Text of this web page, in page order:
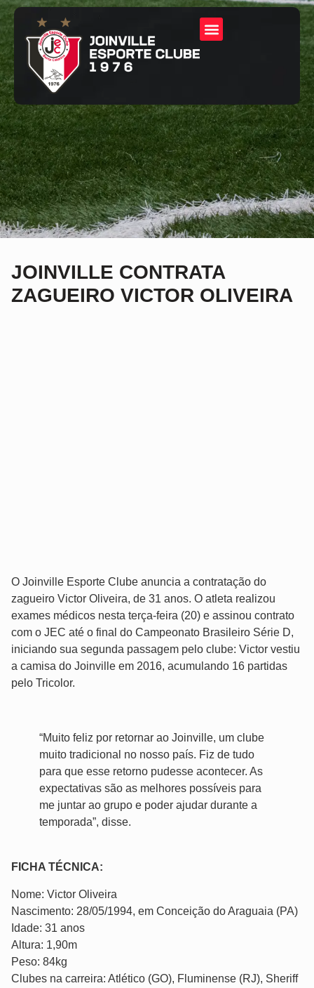
JOINVILLE CONTRATA
ZAGUEIRO VICTOR OLIVEIRA
O Joinville Esporte Clube anuncia a contratação do
zagueiro Victor Oliveira, de 31 anos. O atleta realizou
exames médicos nesta terça-feira (20) e assinou contrato
com o JEC até o final do Campeonato Brasileiro Série D,
iniciando sua segunda passagem pelo clube: Victor vestiu
a camisa do Joinville em 2016, acumulando 16 partidas
pelo Tricolor.
“Muito feliz por retornar ao Joinville, um clube
muito tradicional no nosso país. Fiz de tudo
para que esse retorno pudesse acontecer. As
expectativas são as melhores possíveis para
me juntar ao grupo e poder ajudar durante a
temporada”, disse.
FICHA TÉCNICA:
Nome: Victor Oliveira
Nascimento: 28/05/1994, em Conceição do Araguaia (PA)
Idade: 31 anos
Altura: 1,90m
Peso: 84kg
Clubes na carreira: Atlético (GO), Fluminense (RJ), Sheriff